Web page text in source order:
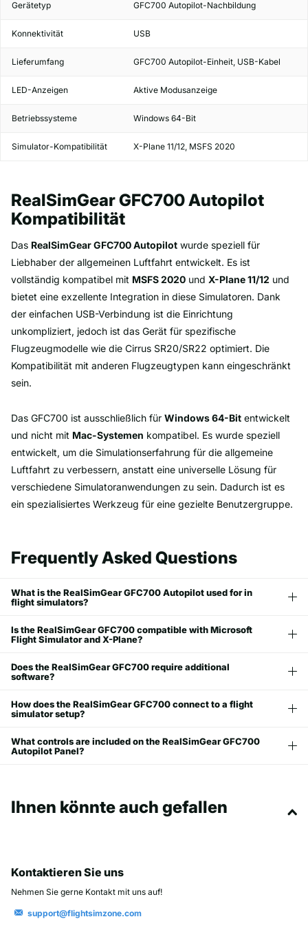
Gerätetyp GFC700 Autopilot-Nachbildung
Konnektivität USB
Lieferumfang GFC700 Autopilot-Einheit, USB-Kabel
LED-Anzeigen Aktive Modusanzeige
Betriebssysteme Windows 64-Bit
Simulator-Kompatibilität X-Plane 11/12, MSFS 2020
RealSimGear GFC700 Autopilot
Kompatibilität
Das RealSimGear GFC700 Autopilot wurde speziell für
Liebhaber der allgemeinen Luftfahrt entwickelt. Es ist
vollständig kompatibel mit MSFS 2020 und X-Plane 11/12 und
bietet eine exzellente Integration in diese Simulatoren. Dank
der einfachen USB-Verbindung ist die Einrichtung
unkompliziert, jedoch ist das Gerät für spezifische
Flugzeugmodelle wie die Cirrus SR20/SR22 optimiert. Die
Kompatibilität mit anderen Flugzeugtypen kann eingeschränkt
sein.
Das GFC700 ist ausschließlich für Windows 64-Bit entwickelt
und nicht mit Mac-Systemen kompatibel. Es wurde speziell
entwickelt, um die Simulationserfahrung für die allgemeine
Luftfahrt zu verbessern, anstatt eine universelle Lösung für
verschiedene Simulatoranwendungen zu sein. Dadurch ist es
ein spezialisiertes Werkzeug für eine gezielte Benutzergruppe.
Frequently Asked Questions
What is the RealSimGear GFC700 Autopilot used for in
flight simulators?
Is the RealSimGear GFC700 compatible with Microsoft
Flight Simulator and X-Plane?
Does the RealSimGear GFC700 require additional
software?
How does the RealSimGear GFC700 connect to a flight
simulator setup?
What controls are included on the RealSimGear GFC700
Autopilot Panel?
Ihnen könnte auch gefallen
Kontaktieren Sie uns
Nehmen Sie gerne Kontakt mit uns auf!
support@flightsimzone.com